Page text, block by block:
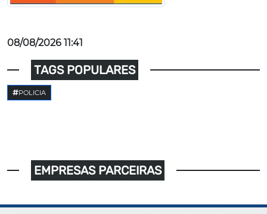
08/08/2026 11:41
TAGS POPULARES
POLICIA
EMPRESAS PARCEIRAS